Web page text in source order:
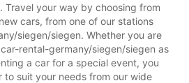
Travel your way by choosing from
cars, from one of our stations
siegen/siegen. Whether you are
rental-germany/siegen/siegen as
a car for a special event, you
to suit your needs from our wide